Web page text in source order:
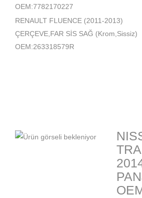
OEM:7782170227
RENAULT FLUENCE (2011-2013)
ÇERÇEVE,FAR SİS SAĞ (Krom,Sissiz)
OEM:263318579R